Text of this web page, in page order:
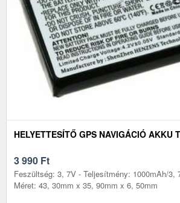
HELYETTESÍTŐ GPS NAVIGÁCIÓ AKKU
3 990 Ft
Feszültség: 3, 7V - Teljesítmény: 1000mAh/3,
Méret: 43, 30mm x 35, 90mm x 6, 50mm